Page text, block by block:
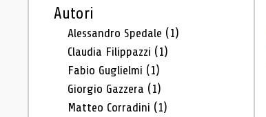
Autori
Alessandro Spedale (1)
Claudia Filippazzi (1)
Fabio Guglielmi (1)
Giorgio Gazzera (1)
Matteo Corradini (1)